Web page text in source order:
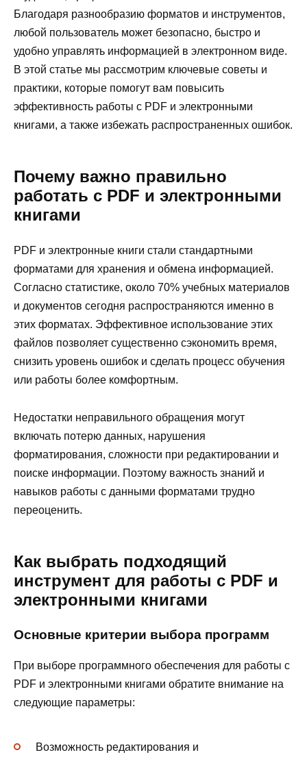
Благодаря разнообразию форматов и инструментов,
любой пользователь может безопасно, быстро и
удобно управлять информацией в электронном виде.
В этой статье мы рассмотрим ключевые советы и
практики, которые помогут вам повысить
эффективность работы с PDF и электронными
книгами, а также избежать распространенных ошибок.
Почему важно правильно
работать с PDF и электронными
книгами
PDF и электронные книги стали стандартными
форматами для хранения и обмена информацией.
Согласно статистике, около 70% учебных материалов
и документов сегодня распространяются именно в
этих форматах. Эффективное использование этих
файлов позволяет существенно сэкономить время,
снизить уровень ошибок и сделать процесс обучения
или работы более комфортным.
Недостатки неправильного обращения могут
включать потерю данных, нарушения
форматирования, сложности при редактировании и
поиске информации. Поэтому важность знаний и
навыков работы с данными форматами трудно
переоценить.
Как выбрать подходящий
инструмент для работы с PDF и
электронными книгами
Основные критерии выбора программ
При выборе программного обеспечения для работы с
PDF и электронными книгами обратите внимание на
следующие параметры:
Возможность редактирования и